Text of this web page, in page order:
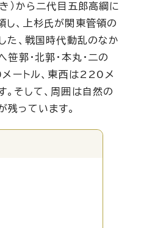
）から二代目五郎高綱に
し、上杉氏が関東管領の
た、戦国時代動乱のなか
郭・北郭・本丸・二の
メートル、東西は220メ
そして、周囲は自然の
っています。